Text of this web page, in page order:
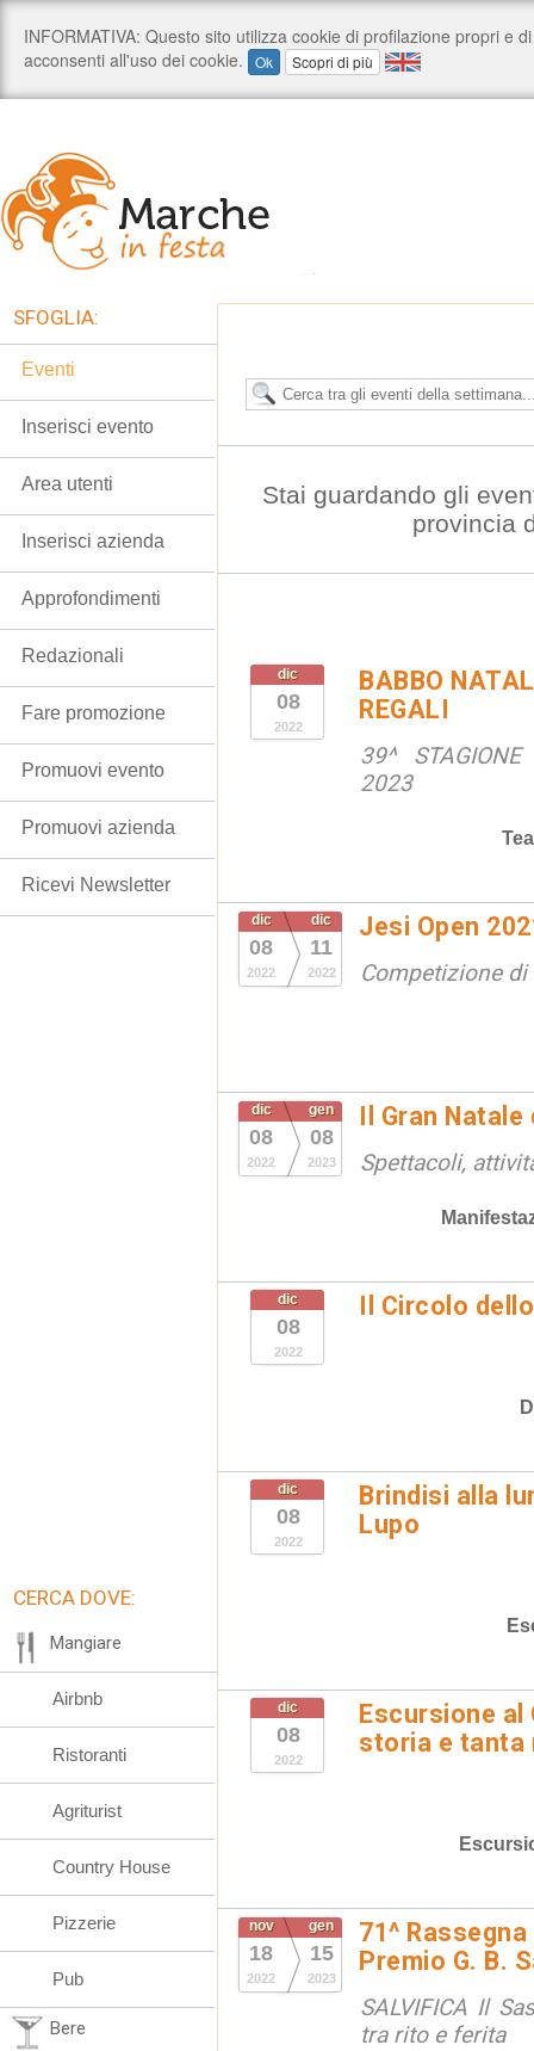
Stai guardando gli
provincia
dic
08
2022
BABBO
REGALI
39^
2023
dic
08
2022
dic
11
2022
Jesi Open
Competizione di
dic
08
2022
gen
08
2023
Il Gran
Spettacoli,
dic
08
2022
Il Circolo
dic
08
2022
Brindisi alla
Lupo
dic
08
2022
Escursione al
storia e tanta
nov
18
2022
gen
15
2023
71^
Premio G. B.
SALVIFICA Il
tra rito e ferita
SFOGLIA:
Eventi
Inserisci evento
Area utenti
Inserisci azienda
Approfondimenti
Redazionali
Fare promozione
Promuovi evento
Promuovi azienda
Ricevi Newsletter
CERCA DOVE:
Mangiare
Airbnb
Ristoranti
Agriturist
Country House
Pizzerie
Pub
Bere